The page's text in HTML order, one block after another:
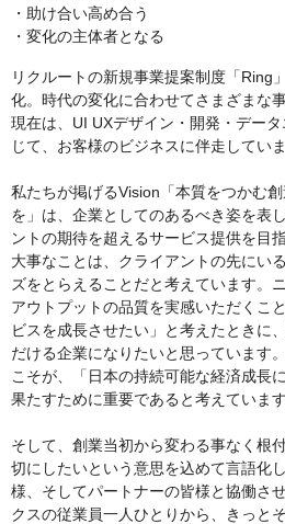
・助け合い高め合う
・変化の主体者となる
リクルートの新規事業提案制度「Ring
化。時代の変化に合わせてさまざまな
現在は、UI UXデザイン・開発・デー
じて、お客様のビジネスに伴走していま
私たちが掲げるVision「本質をつかむ
を」は、企業としてのあるべき姿を表
ントの期待を超えるサービス提供を目
大事なことは、クライアントの先にい
ズをとらえることだと考えています。
アウトプットの品質を実感いただくこ
ビスを成長させたい」と考えたときに
だける企業になりたいと思っています
こそが、「日本の持続可能な経済成長
果たすために重要であると考えています
そして、創業当初から変わる事なく根
切にしたいという意思を込めて言語化
様、そしてパートナーの皆様と協働さ
クスの従業員一人ひとりから、きっと